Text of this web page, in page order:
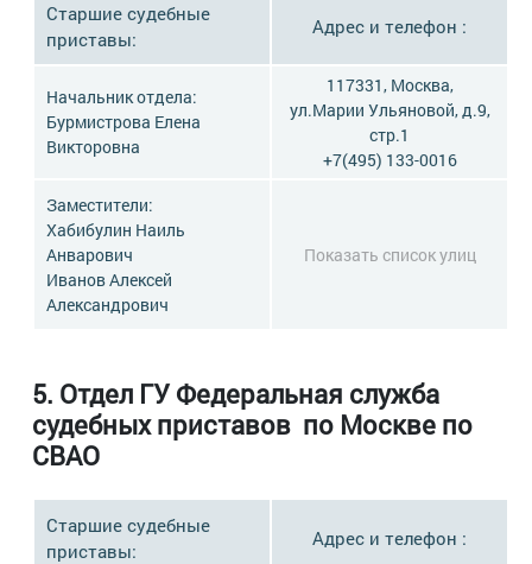
Старшие судебные
приставы:
Адрес и телефон :
Начальник отдела:
Бурмистрова Елена
Викторовна
117331, Москва,
ул.Марии Ульяновой, д.9,
стр.1
+7(495) 133-0016
Заместители:
Хабибулин Наиль
Анварович
Иванов Алексей
Александрович
Показать список улиц
5. Отдел ГУ Федеральная служба
судебных приставов по Москве по
СВАО
Старшие судебные
приставы:
Адрес и телефон :